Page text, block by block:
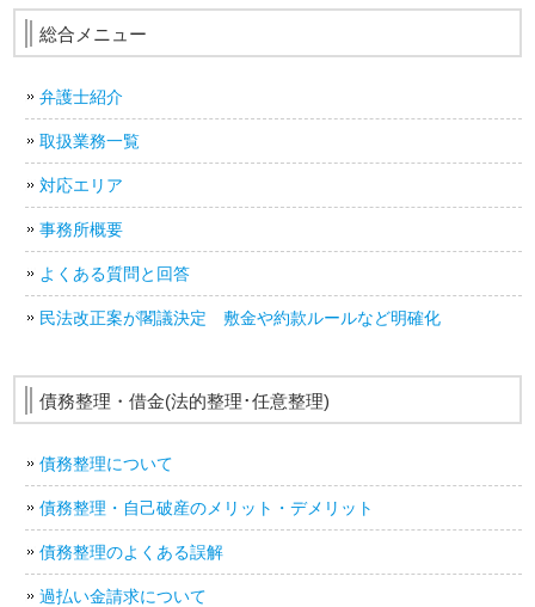
総合メニュー
弁護士紹介
取扱業務一覧
対応エリア
事務所概要
よくある質問と回答
民法改正案が閣議決定 敷金や約款ルールなど明確化
債務整理・借金(法的整理･任意整理)
債務整理について
債務整理・自己破産のメリット・デメリット
債務整理のよくある誤解
過払い金請求について